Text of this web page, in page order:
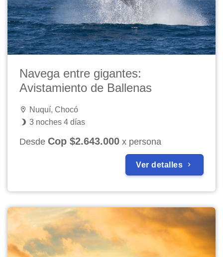
Navega entre gigantes:
Avistamiento de Ballenas
Nuquí, Chocó
3 noches 4 días
Desde Cop $2.643.000 x persona
Ver detalles